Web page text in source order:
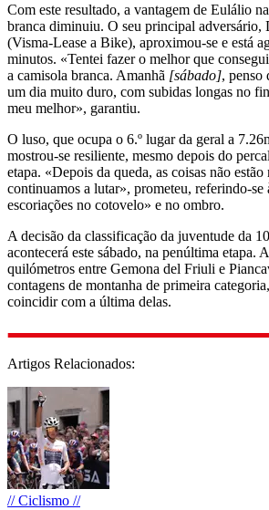
Com este resultado, a vantagem de Eulálio
branca diminuiu. O seu principal adversário,
(Visma-Lease a Bike), aproximou-se e está
minutos. «Tentei fazer o melhor que
a camisola branca. Amanhã [sábado], penso
um dia muito duro, com subidas longas no
meu melhor», garantiu.
O luso, que ocupa o 6.º lugar da geral a
mostrou-se resiliente, mesmo depois do
etapa. «Depois da queda, as coisas não
continuamos a lutar», prometeu, referindo-se
escoriações no cotovelo» e no ombro.
A decisão da classificação da juventude da
acontecerá este sábado, na penúltima etapa.
quilómetros entre Gemona del Friuli e
contagens de montanha de primeira
coincidir com a última delas.
Artigos Relacionados:
// Ciclismo //